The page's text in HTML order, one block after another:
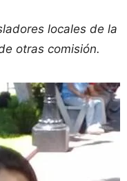
locales de la
otras comisión.